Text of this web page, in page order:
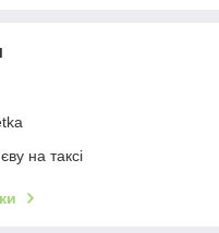
на таксі